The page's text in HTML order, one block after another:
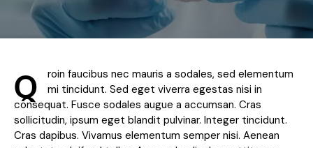
Q
roin faucibus nec mauris a sodales, sed elementum
mi tincidunt. Sed eget viverra egestas nisi in
consequat. Fusce sodales augue a accumsan. Cras
sollicitudin, ipsum eget blandit pulvinar. Integer tincidunt.
Cras dapibus. Vivamus elementum semper nisi. Aenean